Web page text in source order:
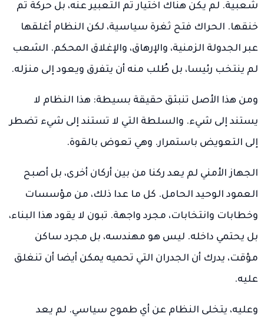
شعبية. لم يكن هناك اختيار تم التعبير عنه، بل حركة تم
خنقها. الحراك فتح ثغرة سياسية، لكن النظام أغلقها
عبر الجدولة الزمنية، والإرهاق، والإغلاق المحكم. الشعب
لم ينتخب رئيسا، بل طُلب منه أن يتفرق ويعود إلى منزله.
ومن هذا الأصل تنبثق حقيقة بسيطة: هذا النظام لا
يستند إلى شيء. والسلطة التي لا تستند إلى شيء تضطر
إلى التعويض باستمرار. وهي تعوض بالقوة.
الجهاز الأمني لم يعد ركنا من بين أركان أخرى، بل أصبح
العمود الوحيد الحامل. كل ما عدا ذلك، من مؤسسات
وخطابات وانتخابات، مجرد واجهة. تبون لا يقود هذا البناء،
بل يحتمي داخله. ليس هو مهندسه، بل مجرد ساكن
مؤقت، يدرك أن الجدران التي تحميه يمكن أيضا أن تنغلق
عليه.
وعليه، يتخلى النظام عن أي طموح سياسي. لم يعد